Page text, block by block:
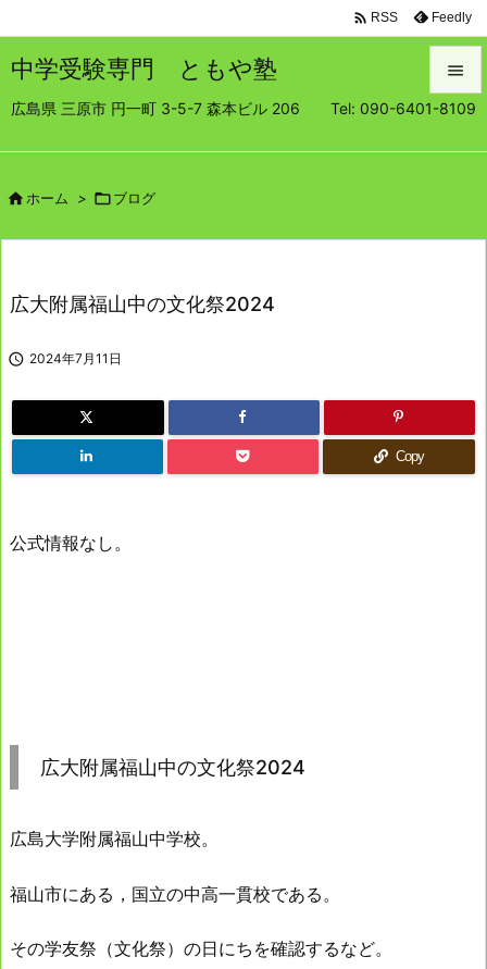
中学受験専門 ともや塾
広島県 三原市 円一町 3-5-7 森本ビル 206 Tel: 090-6401-8109


 RSS Feedly
 ホーム > ブログ
広大附属福山中の文化祭2024
 2024年7月11日
Copy
公式情報なし。
広大附属福山中の文化祭2024
広島大学附属福山中学校。
福山市にある，国立の中高一貫校である。
その学友祭（文化祭）の日にちを確認するなど。